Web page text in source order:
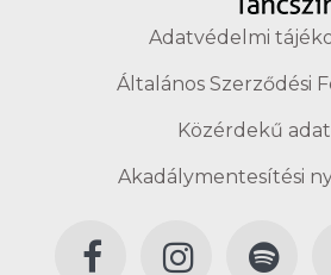
Adatvédelmi
Általános Szerződési
Közérdekű
Akadálymentesítési